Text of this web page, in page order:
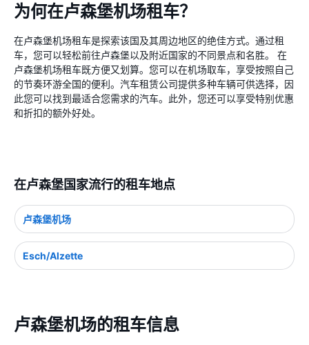
为何在卢森堡机场租车？
在卢森堡机场租车是探索该国及其周边地区的绝佳方式。通过租
车，您可以轻松前往卢森堡以及附近国家的不同景点和名胜。 在
卢森堡机场租车既方便又划算。您可以在机场取车，享受按照自己
的节奏环游全国的便利。汽车租赁公司提供多种车辆可供选择，因
此您可以找到最适合您需求的汽车。此外，您还可以享受特别优惠
和折扣的额外好处。
在卢森堡国家流行的租车地点
卢森堡机场
Esch/Alzette
卢森堡机场的租车信息